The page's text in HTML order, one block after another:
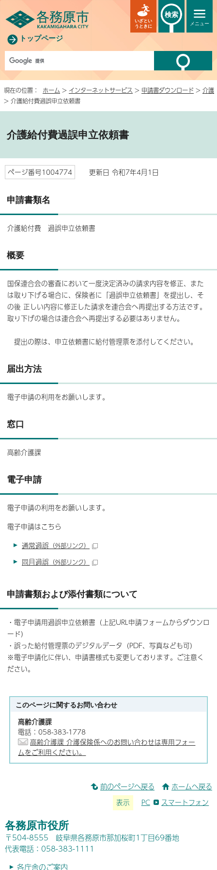
トップページ
メニュー
いざとい
うときに
検索
現在の位置： ホーム > インターネットサービス > 申請書ダウンロード > 介護
> 介護給付費過誤申立依頼書
介護給付費過誤申立依頼書
ページ番号1004774 更新日 令和7年4月1日
申請書類名
介護給付費 過誤申立依頼書
概要
国保連合会の審査において一度決定済みの請求内容を修正、また
は取り下げる場合に、保険者に「過誤申立依頼書」を提出し、そ
の後 正しい内容に修正した請求を連合会へ再提出する方法です。
取り下げの場合は連合会へ再提出する必要はありません。
提出の際は、申立依頼書に給付管理票を添付してください。
届出方法
電子申請の利用をお願いします。
窓口
高齢介護課
電子申請
電子申請の利用をお願いします。
電子申請はこちら
通常過誤 （外部リンク）
同月過誤 （外部リンク）
申請書類および添付書類について
・電子申請用過誤申立依頼書（上記URL申請フォームからダウンロ
ード）
・誤った給付管理票のデジタルデータ（PDF、写真なども可）
※電子申請化に伴い、申請書様式も変更しております。ご注意く
ださい。
このページに関するお問い合わせ
高齢介護課
電話：058-383-1778
高齢介護課 介護保険係へのお問い合わせは専用フォー
ムをご利用ください。
前のページへ戻る ホームへ戻る
表示 PC スマートフォン
各務原市役所
〒504-8555 岐阜県各務原市那加桜町1丁目69番地
代表電話：058-383-1111
各庁舎のご案内